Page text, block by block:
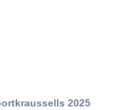
2025